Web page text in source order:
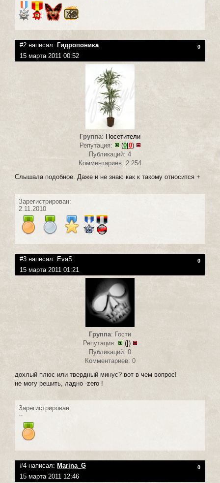
#2 написал: Гидропоника 0
15 марта 2011 00:52
Группа: Посетители
Репутация:
(0|0)
Публикаций: 4
Комментариев: 2 254
Слышала подобное. Даже и не знаю как к такому относится +
Зарегистрирован:
2.11.2010
#3 написал: EvaS 0
15 марта 2011 01:21
Группа: Гости
Репутация:
(|)
Публикаций: 0
Комментариев: 0
дохлый плюс или твердный минус? вот в чем вопрос!
не могу решить, ладно -zero !
Зарегистрирован:
--
#4 написал: Marina_G 0
15 марта 2011 12:46